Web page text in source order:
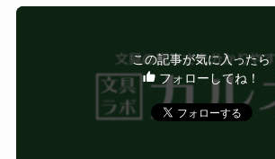
この記事が気に入ったら
フォローしてね！